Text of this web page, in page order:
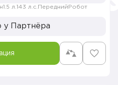
1.5 л. 143 л.с. Передний Робот
у Партнёра